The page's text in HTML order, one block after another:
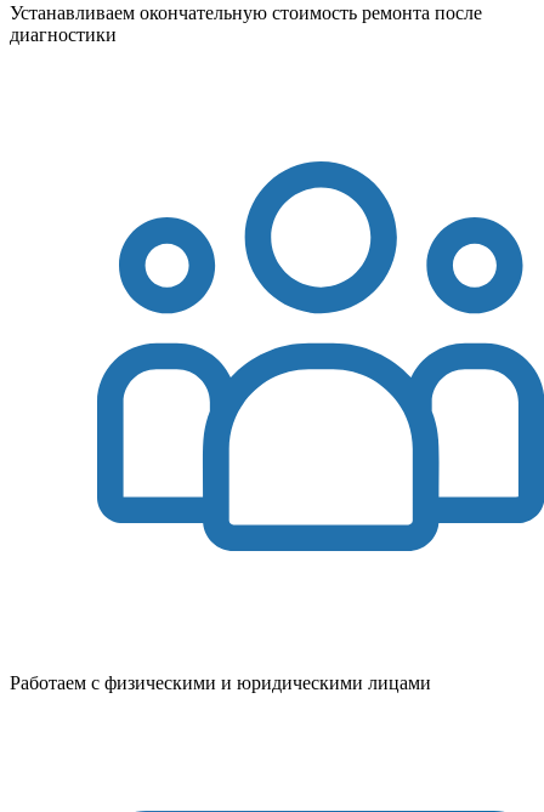
Устанавливаем окончательную стоимость ремонта после
диагностики
Работаем с физическими и юридическими лицами